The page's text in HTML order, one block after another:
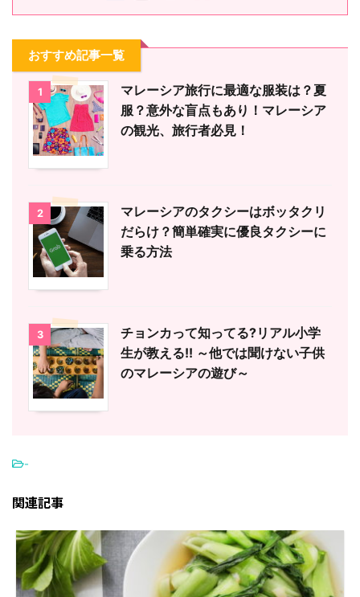
おすすめ記事一覧
1
マレーシア旅行に最適な服装は？夏
服？意外な盲点もあり！マレーシア
の観光、旅行者必見！
2
マレーシアのタクシーはボッタクリ
だらけ？簡単確実に優良タクシーに
乗る方法
3
チョンカって知ってる?リアル小学
生が教える!! ～他では聞けない子供
のマレーシアの遊び～
-
関連記事